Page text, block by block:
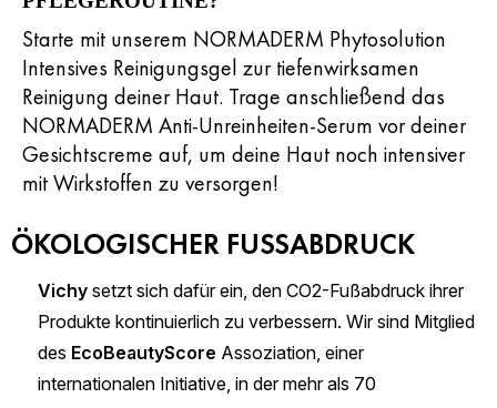
Starte mit unserem NORMADERM Phytosolution
Intensives Reinigungsgel zur tiefenwirksamen
Reinigung deiner Haut. Trage anschließend das
NORMADERM Anti-Unreinheiten-Serum vor deiner
Gesichtscreme auf, um deine Haut noch intensiver
mit Wirkstoffen zu versorgen!
ÖKOLOGISCHER FUSSABDRUCK